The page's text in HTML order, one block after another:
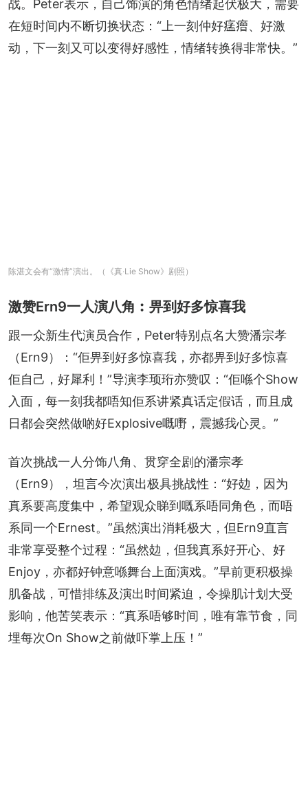
战。Peter表示，自己饰演的角色情绪起伏极大，需要
在短时间内不断切换状态：“上一刻仲好𤷪𤺧、好激
动，下一刻又可以变得好感性，情绪转换得非常快。”
陈湛文会有“激情”演出。（《真‧Lie Show》剧照）
激赞Ern9一人演八角︰畀到好多惊喜我
跟一众新生代演员合作，Peter特别点名大赞潘宗孝
（Ern9）：“佢畀到好多惊喜我，亦都畀到好多惊喜
佢自己，好犀利！”导演李顼珩亦赞叹：“佢喺个Show
入面，每一刻我都唔知佢系讲紧真话定假话，而且成
日都会突然做啲好Explosive嘅嘢，震撼我心灵。”
首次挑战一人分饰八角、贯穿全剧的潘宗孝
（Ern9），坦言今次演出极具挑战性：“好攰，因为
真系要高度集中，希望观众睇到嘅系唔同角色，而唔
系同一个Ernest。”虽然演出消耗极大，但Ern9直言
非常享受整个过程：“虽然攰，但我真系好开心、好
Enjoy，亦都好钟意喺舞台上面演戏。”早前更积极操
肌备战，可惜排练及演出时间紧迫，令操肌计划大受
影响，他苦笑表示：“真系唔够时间，唯有靠节食，同
埋每次On Show之前做吓掌上压！”